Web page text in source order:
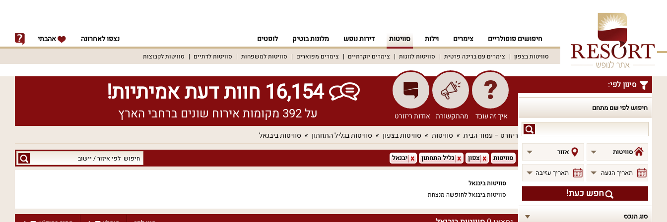
חיפושים פופולריים צימרים וילות סוויטות דירות נופש מלונות בוטיק לופטים נצפו לאחרונה אהבתי
סוויטות בצפון צימרים עם בריכה פרטית סוויטות לזוגות צימרים יוקרתיים צימרים מפוארים סוויטות למשפחות סוויטות לדתיים סוויטות לקבוצות
סינון לפי:
חיפוש לפי שם מתחם
לפי
שם
מתחם
סוויטות אזור
תאריך הגעה תאריך עזיבה
חפש כעת!
סוג הנכס
איך זה עובד מהתקשורת אודות ריזורט
16,154 חוות דעת אמיתיות!
על 392 מקומות אירוח שונים ברחבי הארץ
ריזורט – עמוד הבית סוויטות סוויטות בצפון סוויטות בגליל התחתון סוויטות ביבנאל
חיפוש
לפי
סוויטות צפון גליל התחתון יבנאל
סוויטות ביבנאל
סוויטות ביבנאל לחופשה מנצחת